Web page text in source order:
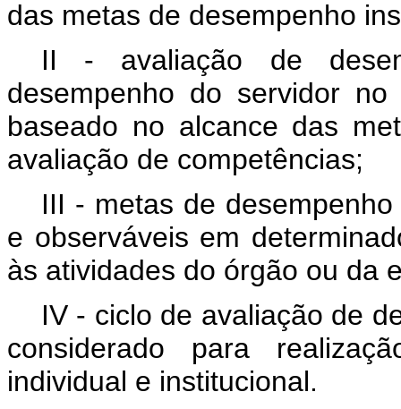
das metas de desempenho
II - avaliação de
desempenho do servidor
baseado no alcance das
avaliação de competências;
III - metas de
e observáveis em
às atividades do órgão ou da
IV - ciclo de avaliação de
considerado para
individual e institucional.